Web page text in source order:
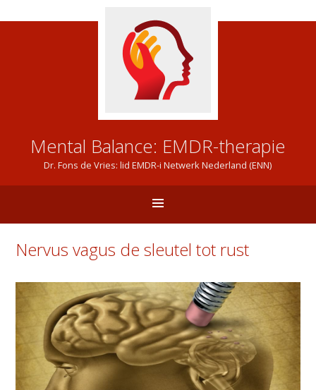
Mental Balance: EMDR-therapie
Dr. Fons de Vries: lid EMDR-i Netwerk Nederland (ENN)
Nervus vagus de sleutel tot rust